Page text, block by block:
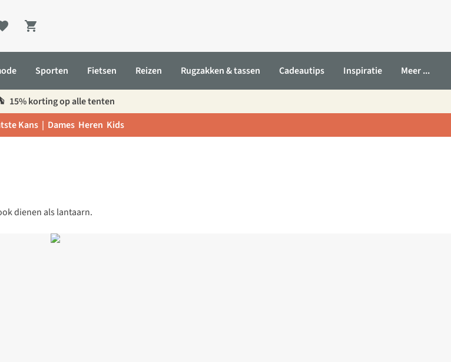
Shopping cart
Sporten Fietsen Reizen Rugzakken & tassen Cadeautips Inspiratie Meer ...
15% korting op alle tenten
Kans | Dames Heren Kids
dienen als lantaarn.